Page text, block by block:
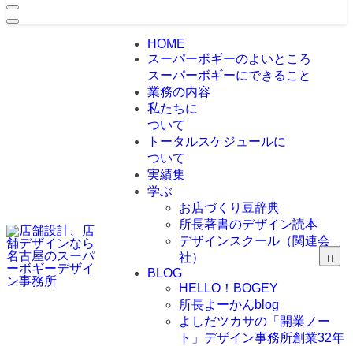
HOME
スーパーボギーのよいところ
スーパーボギーにできること
業務の内容
私たちに
ついて
トータルスケジュールに
ついて
実績集
学ぶ
お店づくり豆辞典
所長著書のデザイン読本
デザインスクール（関連会
社）
BLOG
HELLO！BOGEY
所長よーかんblog
よしだツカサの「開業ノー
ト」 デザイン事務所創業32年